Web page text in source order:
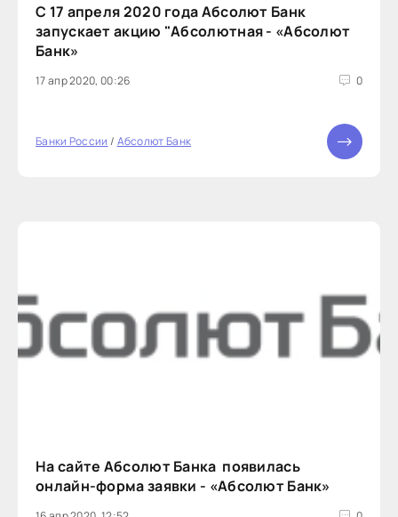
С 17 апреля 2020 года Абсолют Банк
запускает акцию "Абсолютная - «Абсолют
Банк»
17 апр 2020, 00:26 0
Банки России / Абсолют Банк
На сайте Абсолют Банка появилась
онлайн-форма заявки - «Абсолют Банк»